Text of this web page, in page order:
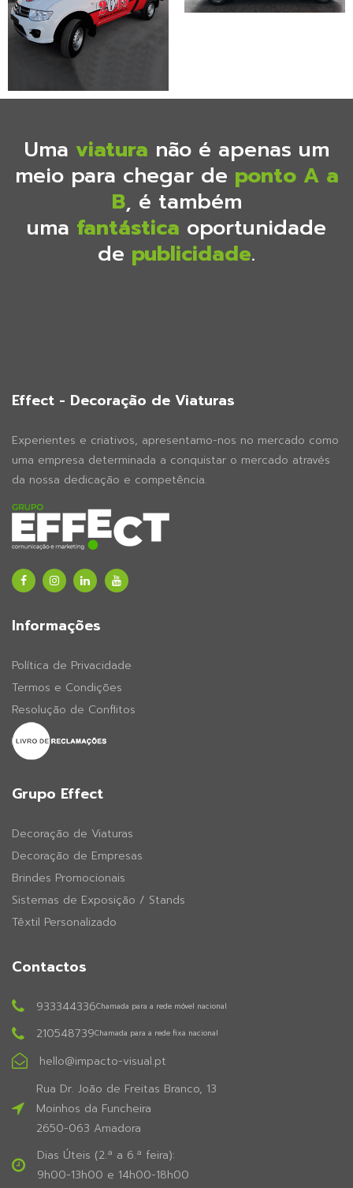
Uma viatura não é apenas um
meio para chegar de ponto A a
B, é também
uma fantástica oportunidade
de publicidade.
Effect - Decoração de Viaturas
Experientes e criativos, apresentamo-nos no mercado como
uma empresa determinada a conquistar o mercado através
da nossa dedicação e competência.
Informações
Política de Privacidade
Termos e Condições
Resolução de Conflitos
Grupo Effect
Decoração de Viaturas
Decoração de Empresas
Brindes Promocionais
Sistemas de Exposição / Stands
Têxtil Personalizado
Contactos
933344336Chamada para a rede móvel nacional
210548739Chamada para a rede fixa nacional
hello@impacto-visual.pt
Rua Dr. João de Freitas Branco, 13
Moinhos da Funcheira
2650-063 Amadora
Dias Úteis (2.ª a 6.ª feira):
9h00-13h00 e 14h00-18h00